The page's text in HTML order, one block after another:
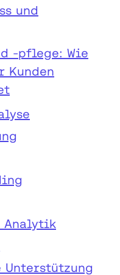
und
-pflege: Wie
Kunden
Analytik
Unterstützung